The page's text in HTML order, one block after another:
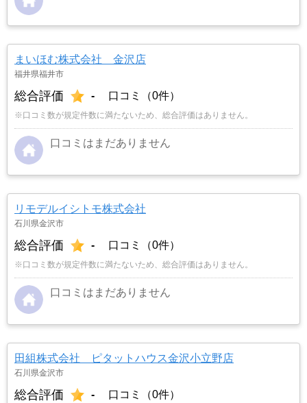
まいほむ株式会社 金沢店
福井県福井市
総合評価 - 口コミ（0件）
※口コミ数が規定件数に満たないため、総合評価はありません。
口コミはまだありません
リモデルイシトモ株式会社
石川県金沢市
総合評価 - 口コミ（0件）
※口コミ数が規定件数に満たないため、総合評価はありません。
口コミはまだありません
田組株式会社 ピタットハウス金沢小立野店
石川県金沢市
総合評価 - 口コミ（0件）